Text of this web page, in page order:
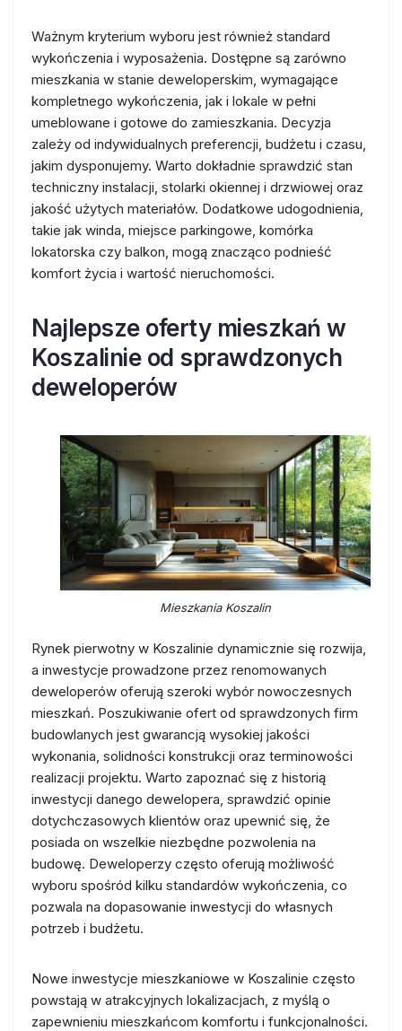
Ważnym kryterium wyboru jest również standard
wykończenia i wyposażenia. Dostępne są zarówno
mieszkania w stanie deweloperskim, wymagające
kompletnego wykończenia, jak i lokale w pełni
umeblowane i gotowe do zamieszkania. Decyzja
zależy od indywidualnych preferencji, budżetu i czasu,
jakim dysponujemy. Warto dokładnie sprawdzić stan
techniczny instalacji, stolarki okiennej i drzwiowej oraz
jakość użytych materiałów. Dodatkowe udogodnienia,
takie jak winda, miejsce parkingowe, komórka
lokatorska czy balkon, mogą znacząco podnieść
komfort życia i wartość nieruchomości.
Najlepsze oferty mieszkań w
Koszalinie od sprawdzonych
deweloperów
Mieszkania Koszalin
Rynek pierwotny w Koszalinie dynamicznie się rozwija,
a inwestycje prowadzone przez renomowanych
deweloperów oferują szeroki wybór nowoczesnych
mieszkań. Poszukiwanie ofert od sprawdzonych firm
budowlanych jest gwarancją wysokiej jakości
wykonania, solidności konstrukcji oraz terminowości
realizacji projektu. Warto zapoznać się z historią
inwestycji danego dewelopera, sprawdzić opinie
dotychczasowych klientów oraz upewnić się, że
posiada on wszelkie niezbędne pozwolenia na
budowę. Deweloperzy często oferują możliwość
wyboru spośród kilku standardów wykończenia, co
pozwala na dopasowanie inwestycji do własnych
potrzeb i budżetu.
Nowe inwestycje mieszkaniowe w Koszalinie często
powstają w atrakcyjnych lokalizacjach, z myślą o
zapewnieniu mieszkańcom komfortu i funkcjonalności.